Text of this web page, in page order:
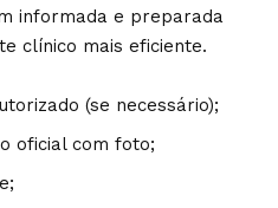
informada e preparada
clínico mais eficiente.
(se necessário);
oficial com foto;